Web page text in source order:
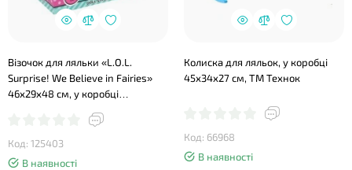
Візочок для ляльки «L.O.L.
Surprise! We Believe in Fairies»
46х29х48 см, у коробці
Код: 125403
В наявності
Колиска для ляльок, у коробці
45х34х27 см, ТМ Технок
Код: 66968
В наявності